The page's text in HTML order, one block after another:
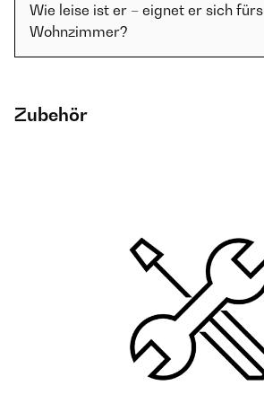
Wie leise ist er – eignet er sich fürs
Wohnzimmer?
Zubehör